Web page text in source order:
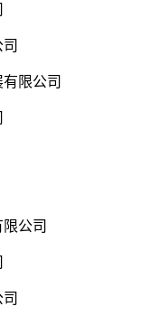
限公司
公司